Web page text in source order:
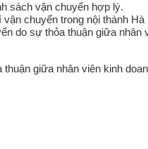
sách vận chuyển hợp lý.
chuyển trong nội thành Hà
do sự thỏa thuận giữa nhân
giữa nhân viên kinh